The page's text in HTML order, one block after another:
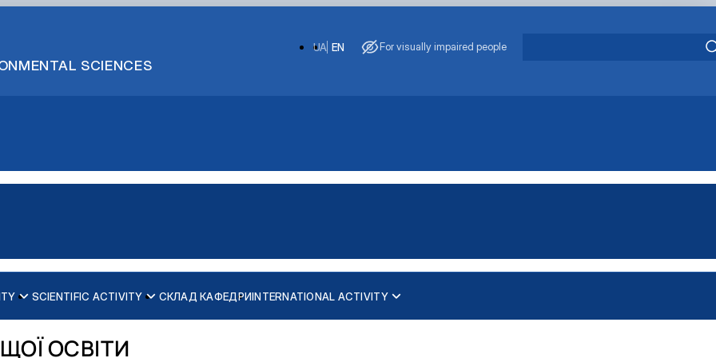
SCIENCES
EN
UA For visually impaired people
Перший (бакалаврський) рівень вищої освіти І10 Соціальна робота та консультуван…
Перший (бакалаврський) рівень вищої освіти C4 Психологія
програми
Електронні навчальні курси
SCIENTIFIC ACTIVITY СКЛАД КАФЕДРИINTERNATIONAL ACTIVITY
ОСВІТИ